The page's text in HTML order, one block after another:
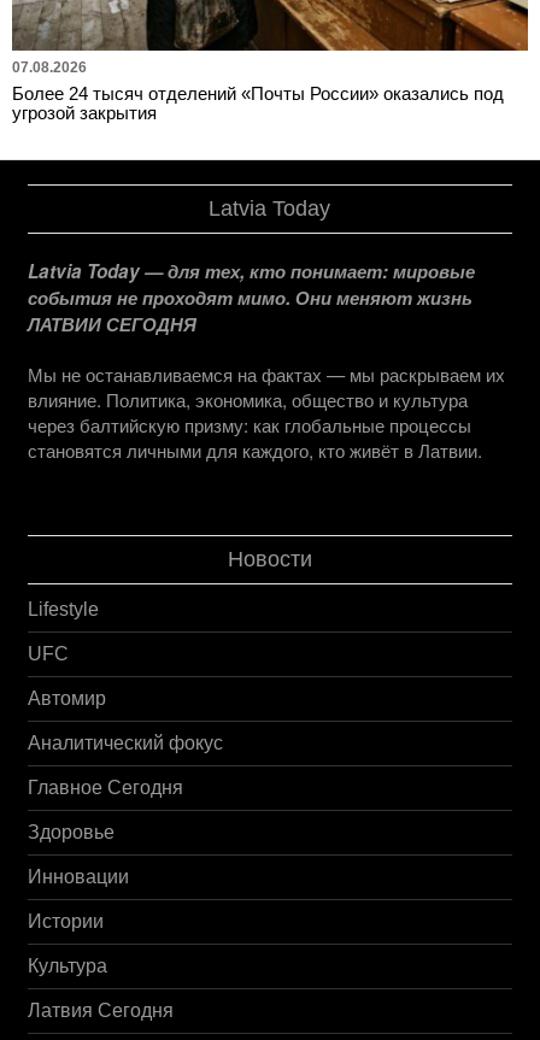
07.08.2026
Более 24 тысяч отделений «Почты России» оказались под
угрозой закрытия
Latvia Today
Latvia Today — для тех, кто понимает: мировые
события не проходят мимо. Они меняют жизнь
ЛАТВИИ СЕГОДНЯ
Мы не останавливаемся на фактах — мы раскрываем их
влияние. Политика, экономика, общество и культура
через балтийскую призму: как глобальные процессы
становятся личными для каждого, кто живёт в Латвии.
Новости
Lifestyle
UFC
Автомир
Аналитический фокус
Главное Сегодня
Здоровье
Инновации
Истории
Культура
Латвия Сегодня